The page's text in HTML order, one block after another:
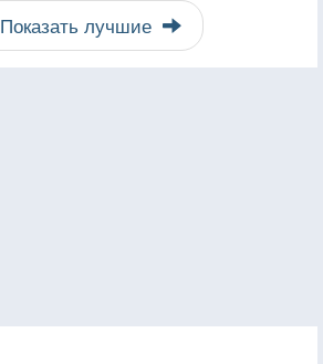
Показать лучшие